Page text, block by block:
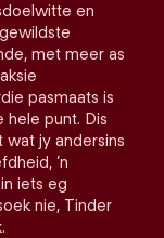
en
met meer as
pasmaats is
hele punt. Dis
jy andersins
’n
iets eg
nie, Tinder